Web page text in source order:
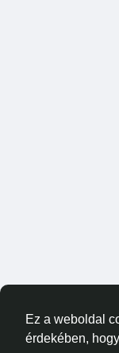
Ez a weboldal
érdekében,